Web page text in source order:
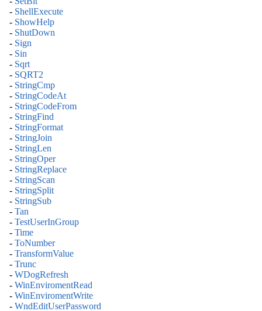
- ShellExecute
- ShowHelp
- ShutDown
- Sign
- Sin
- Sqrt
- SQRT2
- StringCmp
- StringCodeAt
- StringCodeFrom
- StringFind
- StringFormat
- StringJoin
- StringLen
- StringOper
- StringReplace
- StringScan
- StringSplit
- StringSub
- Tan
- TestUserInGroup
- Time
- ToNumber
- TransformValue
- Trunc
- WDogRefresh
- WinEnviromentRead
- WinEnviromentWrite
- WndEditUserPassword